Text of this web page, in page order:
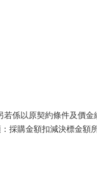
係以原契約條件及價金
採購金額扣減決標金額